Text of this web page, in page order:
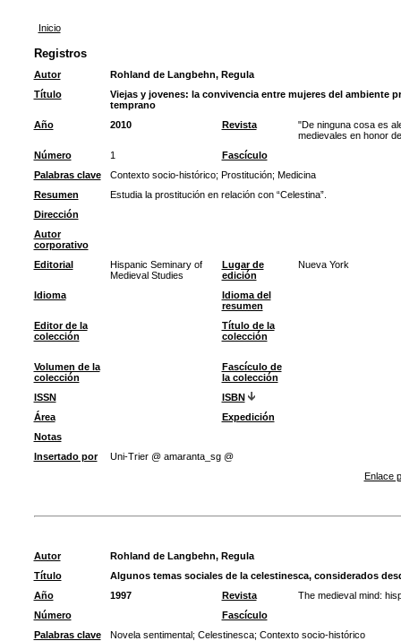
Inicio
Registros
Autor
Rohland de Langbehn, Regula
Título
Viejas y jovenes: la convivencia entre mujeres del ambiente
temprano
Año
2010 Revista
"De ninguna cosa es
medievales en honor
Número
1
Fascículo
Palabras clave
Contexto socio-histórico; Prostitución; Medicina
Resumen
Estudia la prostitución en relación con “Celestina”.
Dirección
Autor
corporativo
Editorial
Hispanic Seminary of
Medieval Studies
Lugar de
edición
Nueva York
Idioma
Idioma del
resumen
Editor de la
colección
Título de la
colección
Volumen de la
colección
Fascículo de
la colección
ISSN
ISBN
Área
Expedición
Notas
Insertado por
Uni-Trier @ amaranta_sg @
Enlace
Autor
Rohland de Langbehn, Regula
Título
Algunos temas sociales de la celestinesca, considerados
Año
1997 Revista
The medieval mind:
Número
Fascículo
Palabras clave
Novela sentimental; Celestinesca; Contexto socio-histórico